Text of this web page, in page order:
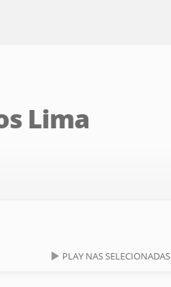
Lima
PLAY NAS SELECIONADAS